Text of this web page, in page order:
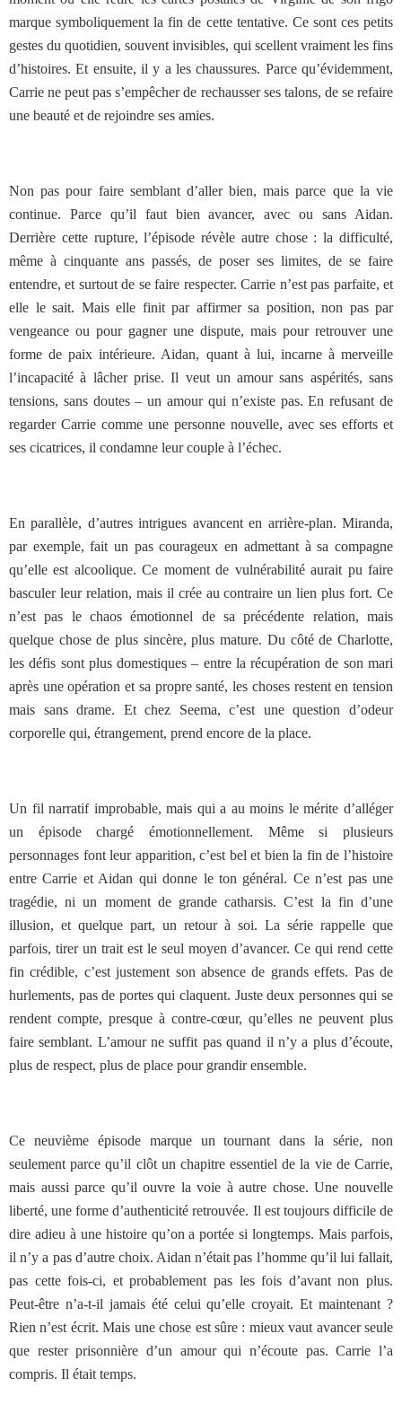
marque symboliquement la fin de cette tentative. Ce sont ces petits
gestes du quotidien, souvent invisibles, qui scellent vraiment les fins
d’histoires. Et ensuite, il y a les chaussures. Parce qu’évidemment,
Carrie ne peut pas s’empêcher de rechausser ses talons, de se refaire
une beauté et de rejoindre ses amies.
Non pas pour faire semblant d’aller bien, mais parce que la vie
continue. Parce qu’il faut bien avancer, avec ou sans Aidan.
Derrière cette rupture, l’épisode révèle autre chose : la difficulté,
même à cinquante ans passés, de poser ses limites, de se faire
entendre, et surtout de se faire respecter. Carrie n’est pas parfaite, et
elle le sait. Mais elle finit par affirmer sa position, non pas par
vengeance ou pour gagner une dispute, mais pour retrouver une
forme de paix intérieure. Aidan, quant à lui, incarne à merveille
l’incapacité à lâcher prise. Il veut un amour sans aspérités, sans
tensions, sans doutes – un amour qui n’existe pas. En refusant de
regarder Carrie comme une personne nouvelle, avec ses efforts et
ses cicatrices, il condamne leur couple à l’échec.
En parallèle, d’autres intrigues avancent en arrière-plan. Miranda,
par exemple, fait un pas courageux en admettant à sa compagne
qu’elle est alcoolique. Ce moment de vulnérabilité aurait pu faire
basculer leur relation, mais il crée au contraire un lien plus fort. Ce
n’est pas le chaos émotionnel de sa précédente relation, mais
quelque chose de plus sincère, plus mature. Du côté de Charlotte,
les défis sont plus domestiques – entre la récupération de son mari
après une opération et sa propre santé, les choses restent en tension
mais sans drame. Et chez Seema, c’est une question d’odeur
corporelle qui, étrangement, prend encore de la place.
Un fil narratif improbable, mais qui a au moins le mérite d’alléger
un épisode chargé émotionnellement. Même si plusieurs
personnages font leur apparition, c’est bel et bien la fin de l’histoire
entre Carrie et Aidan qui donne le ton général. Ce n’est pas une
tragédie, ni un moment de grande catharsis. C’est la fin d’une
illusion, et quelque part, un retour à soi. La série rappelle que
parfois, tirer un trait est le seul moyen d’avancer. Ce qui rend cette
fin crédible, c’est justement son absence de grands effets. Pas de
hurlements, pas de portes qui claquent. Juste deux personnes qui se
rendent compte, presque à contre-cœur, qu’elles ne peuvent plus
faire semblant. L’amour ne suffit pas quand il n’y a plus d’écoute,
plus de respect, plus de place pour grandir ensemble.
Ce neuvième épisode marque un tournant dans la série, non
seulement parce qu’il clôt un chapitre essentiel de la vie de Carrie,
mais aussi parce qu’il ouvre la voie à autre chose. Une nouvelle
liberté, une forme d’authenticité retrouvée. Il est toujours difficile de
dire adieu à une histoire qu’on a portée si longtemps. Mais parfois,
il n’y a pas d’autre choix. Aidan n’était pas l’homme qu’il lui fallait,
pas cette fois-ci, et probablement pas les fois d’avant non plus.
Peut-être n’a-t-il jamais été celui qu’elle croyait. Et maintenant ?
Rien n’est écrit. Mais une chose est sûre : mieux vaut avancer seule
que rester prisonnière d’un amour qui n’écoute pas. Carrie l’a
compris. Il était temps.